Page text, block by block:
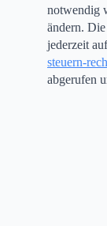
notwendig
ändern.
jederzeit
steuern-
abgerufen